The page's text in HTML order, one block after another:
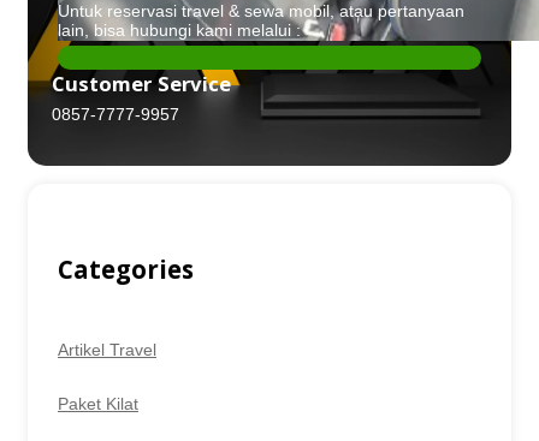
Untuk reservasi travel & sewa mobil, atau pertanyaan
lain, bisa hubungi kami melalui :
Customer Service
0857-7777-9957
Categories
Artikel Travel
Paket Kilat